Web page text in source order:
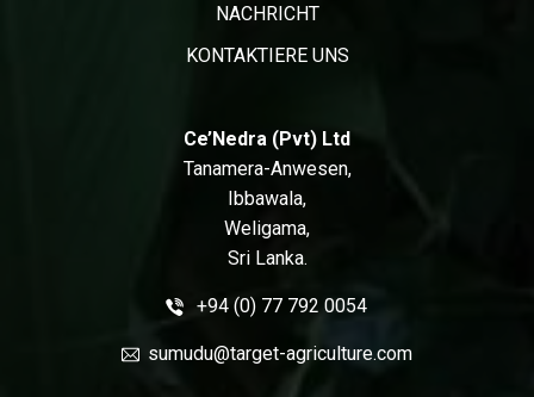
NACHRICHT
KONTAKTIERE UNS
Ce’Nedra (Pvt) Ltd
Tanamera-Anwesen,
Ibbawala,
Weligama,
Sri Lanka.
+94 (0) 77 792 0054
sumudu@target-agriculture.com